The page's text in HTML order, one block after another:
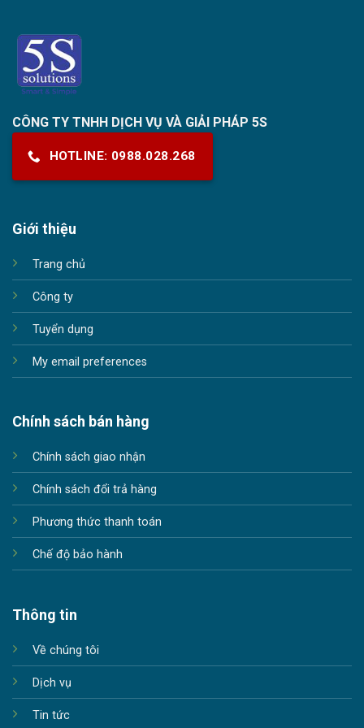
CÔNG TY TNHH DỊCH VỤ VÀ GIẢI PHÁP 5S
HOTLINE: 0988.028.268
Giới thiệu
Trang chủ
Công ty
Tuyển dụng
My email preferences
Chính sách bán hàng
Chính sách giao nhận
Chính sách đổi trả hàng
Phương thức thanh toán
Chế độ bảo hành
Thông tin
Về chúng tôi
Dịch vụ
Tin tức